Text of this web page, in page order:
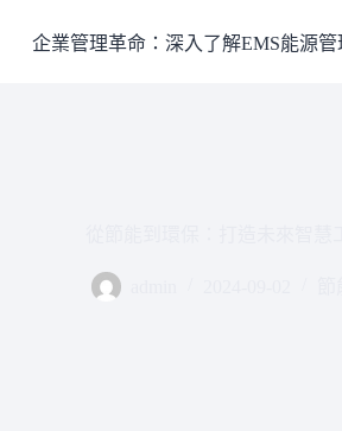
至
企業管理革命：深入了解EMS能源管